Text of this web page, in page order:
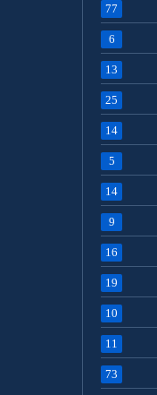
77
6
13
25
14
5
14
9
16
19
10
11
73